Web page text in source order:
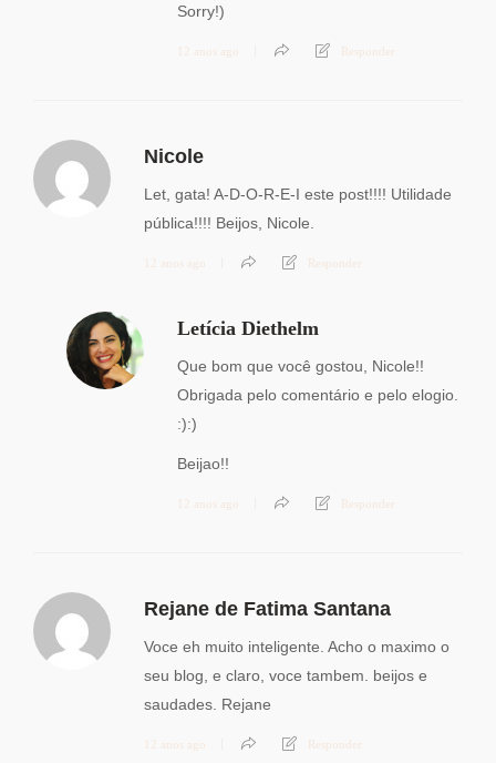
Sorry!)
12 anos ago Responder
Nicole
Let, gata! A-D-O-R-E-I este post!!!! Utilidade
pública!!!! Beijos, Nicole.
12 anos ago Responder
Letícia Diethelm
Que bom que você gostou, Nicole!!
Obrigada pelo comentário e pelo elogio.
:):)
Beijao!!
12 anos ago Responder
Rejane de Fatima Santana
Voce eh muito inteligente. Acho o maximo o
seu blog, e claro, voce tambem. beijos e
saudades. Rejane
12 anos ago Responder